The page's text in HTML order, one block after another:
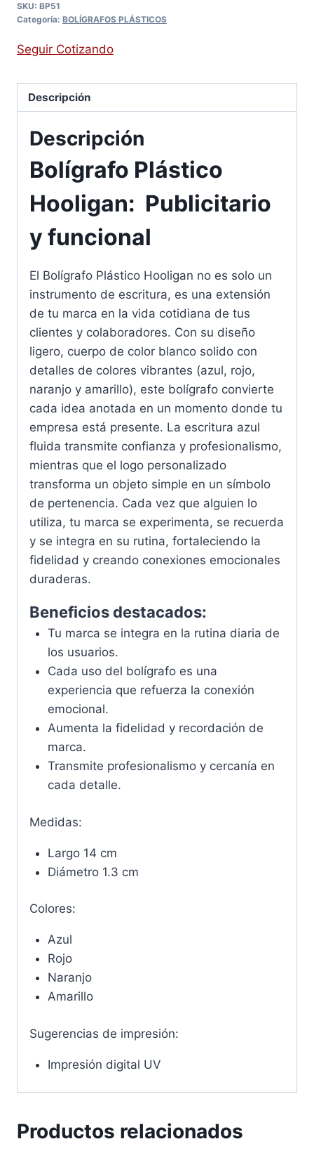
SKU: BP51
Categoría: BOLÍGRAFOS PLÁSTICOS
Seguir Cotizando
Descripción
Descripción
Bolígrafo Plástico
Hooligan: Publicitario
y funcional
El Bolígrafo Plástico Hooligan no es solo un
instrumento de escritura, es una extensión
de tu marca en la vida cotidiana de tus
clientes y colaboradores. Con su diseño
ligero, cuerpo de color blanco solido con
detalles de colores vibrantes (azul, rojo,
naranjo y amarillo), este bolígrafo convierte
cada idea anotada en un momento donde tu
empresa está presente. La escritura azul
fluida transmite confianza y profesionalismo,
mientras que el logo personalizado
transforma un objeto simple en un símbolo
de pertenencia. Cada vez que alguien lo
utiliza, tu marca se experimenta, se recuerda
y se integra en su rutina, fortaleciendo la
fidelidad y creando conexiones emocionales
duraderas.
Beneficios destacados:
Tu marca se integra en la rutina diaria de
los usuarios.
Cada uso del bolígrafo es una
experiencia que refuerza la conexión
emocional.
Aumenta la fidelidad y recordación de
marca.
Transmite profesionalismo y cercanía en
cada detalle.
Medidas:
Largo 14 cm
Diámetro 1.3 cm
Colores:
Azul
Rojo
Naranjo
Amarillo
Sugerencias de impresión:
Impresión digital UV
Productos relacionados